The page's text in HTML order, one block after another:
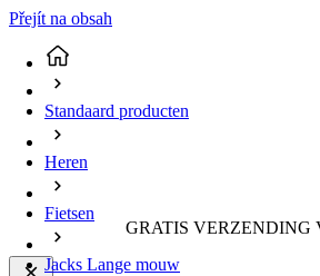
Přejít na obsah
GRATIS VERZENDING
Standaard producten
Heren
Fietsen
Jacks Lange mouw